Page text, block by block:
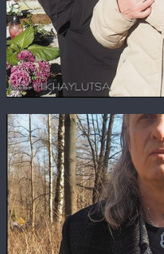
Елизавета Сафо